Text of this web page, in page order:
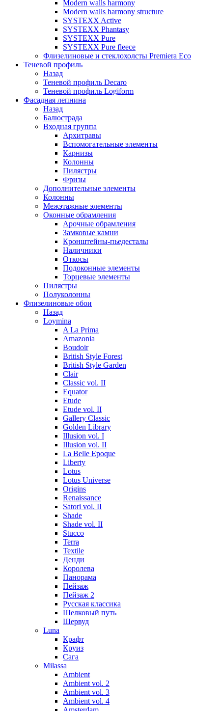
Modern walls harmony
Modern walls harmony structure
SYSTEXX Active
SYSTEXX Phantasy
SYSTEXX Pure
SYSTEXX Pure fleece
Флизелиновые и стеклохолсты Premiera Eco
Теневой профиль
Назад
Теневой профиль Decaro
Теневой профиль Logiform
Фасадная лепнина
Назад
Балюстрада
Входная группа
Архитравы
Вспомогательные элементы
Карнизы
Колонны
Пилястры
Фризы
Дополнительные элементы
Колонны
Межэтажные элементы
Оконные обрамления
Арочные обрамления
Замковые камни
Кронштейны-пьедесталы
Наличники
Откосы
Подоконные элементы
Торцевые элементы
Пилястры
Полуколонны
Флизелиновые обои
Назад
Loymina
A La Prima
Amazonia
Boudoir
British Style Forest
British Style Garden
Clair
Classic vol. II
Equator
Etude
Etude vol. II
Gallery Classic
Golden Library
Illusion vol. I
Illusion vol. II
La Belle Epoque
Liberty
Lotus
Lotus Universe
Origins
Renaissance
Satori vol. II
Shade
Shade vol. II
Stucco
Terra
Textile
Денди
Королева
Панорама
Пейзаж
Пейзаж 2
Русская классика
Шелковый путь
Шервуд
Luna
Крафт
Круиз
Сага
Milassa
Ambient
Ambient vol. 2
Ambient vol. 3
Ambient vol. 4